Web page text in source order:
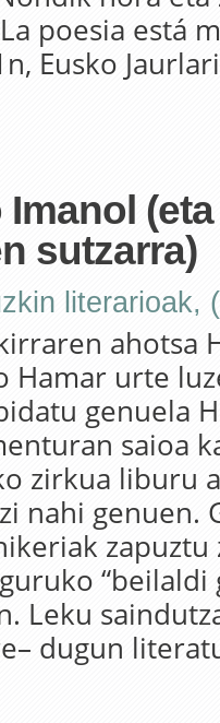
poesia está
Eusko
sutzarra)
literarioak,
Hamar urte
genuela
saioa
zirkua liburu
nahi genuen.
zapuztu
“beilaldi
Leku
dugun